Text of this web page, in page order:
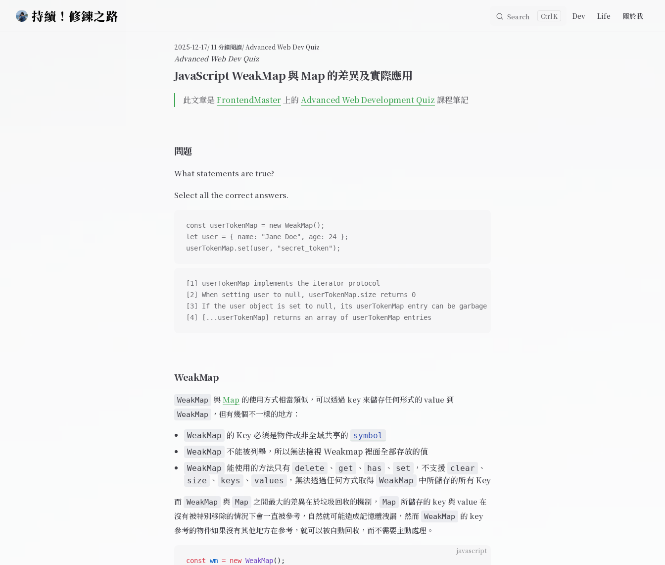
Skip to content
持續！修鍊之路 Search K Dev Life 關於我
2025-12-17/ 11 分鐘閱讀/ Advanced Web Dev Quiz
Advanced Web Dev Quiz
JavaScript WeakMap 與 Map 的差異及實際應用
此文章是 FrontendMaster 上的 Advanced Web Development Quiz 課程筆記
問題
What statements are true?
Select all the correct answers.
const userTokenMap = new WeakMap();
let user = { name: "Jane Doe", age: 24 };
userTokenMap.set(user, "secret_token");
[1] userTokenMap implements the iterator protocol
[2] When setting user to null, userTokenMap.size returns 0
[3] If the user object is set to null, its userTokenMap entry can be garbage collected
[4] [...userTokenMap] returns an array of userTokenMap entries
WeakMap
WeakMap 與Map 的使用方式相當類似，可以透過 key 來儲存任何形式的 value 到
WeakMap ，但有幾個不一樣的地方：
WeakMap 的 Key 必須是物件或非全域共享的
symbol
WeakMap 不能被列舉，所以無法檢視 Weakmap 裡面全部存放的值
WeakMap 能使用的方法只有 delete 、 get 、 has 、 set ，不支援 clear 、
size 、 keys 、 values ，無法透過任何方式取得 WeakMap 中所儲存的所有 Key
而 WeakMap 與 Map 之間最大的差異在於垃圾回收的機制， Map
所儲存的 key 與 value 在
沒有被特別移除的情況下會一直被參考，自然就可能造成記憶體洩漏，然而 WeakMap
的 key
參考的物件如果沒有其他地方在參考，就可以被自動回收，而不需要主動處理。
javascript
const wm = new WeakMap();